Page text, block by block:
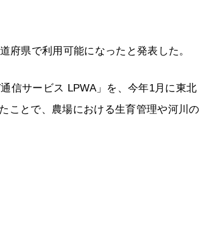
府県で利用可能になったと発表した。
信サービス LPWA」を、今年1月に東北
ことで、農場における生育管理や河川の